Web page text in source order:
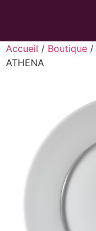
Accueil / Boutique /
ATHENA